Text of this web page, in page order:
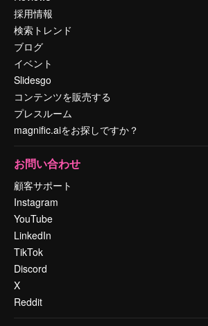
採用情報
検索トレンド
ブログ
イベント
Slidesgo
コンテンツを販売する
プレスルーム
magnific.aiをお探しですか？
お問い合わせ
顧客サポート
Instagram
YouTube
LinkedIn
TikTok
Discord
X
Reddit